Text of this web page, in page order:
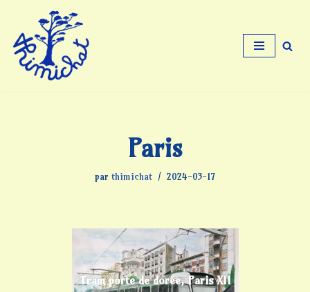
Aller
au
contenu
Paris
par thimichat 2024-03-17
Tram porte de dorée, Paris XII